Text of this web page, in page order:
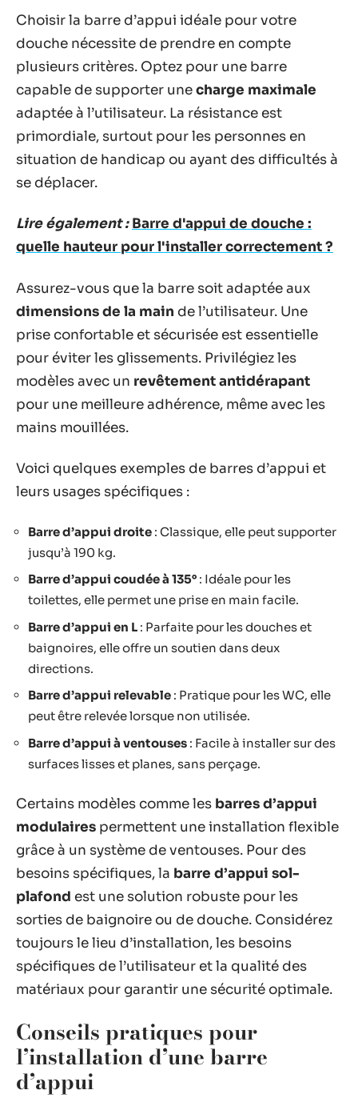
Choisir la barre d’appui idéale pour votre
douche nécessite de prendre en compte
plusieurs critères. Optez pour une barre
capable de supporter unecharge maximale
adaptée à l’utilisateur. La résistance est
primordiale, surtout pour les personnes en
situation de handicap ou ayant des difficultés à
se déplacer.
Lire également : Barre d'appui de douche :
quelle hauteur pour l'installer correctement ?
Assurez-vous que la barre soit adaptée aux
dimensions de la main de l’utilisateur. Une
prise confortable et sécurisée est essentielle
pour éviter les glissements. Privilégiez les
modèles avec un revêtement antidérapant
pour une meilleure adhérence, même avec les
mains mouillées.
Voici quelques exemples de barres d’appui et
leurs usages spécifiques :
Barre d’appui droite : Classique, elle peut supporter
jusqu’à 190 kg.
Barre d’appui coudée à 135° : Idéale pour les
toilettes, elle permet une prise en main facile.
Barre d’appui en L : Parfaite pour les douches et
baignoires, elle offre un soutien dans deux
directions.
Barre d’appui relevable : Pratique pour les WC, elle
peut être relevée lorsque non utilisée.
Barre d’appui à ventouses : Facile à installer sur des
surfaces lisses et planes, sans perçage.
Certains modèles comme les barres d’appui
modulaires permettent une installation flexible
grâce à un système de ventouses. Pour des
besoins spécifiques, la barre d’appui sol-
plafond est une solution robuste pour les
sorties de baignoire ou de douche. Considérez
toujours le lieu d’installation, les besoins
spécifiques de l’utilisateur et la qualité des
matériaux pour garantir une sécurité optimale.
Conseils pratiques pour
l’installation d’une barre
d’appui